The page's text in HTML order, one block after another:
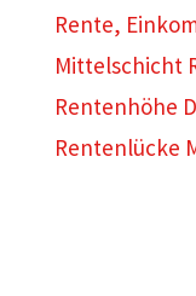
Rente,
Mittelschicht
Rentenhöhe
Rentenlücke